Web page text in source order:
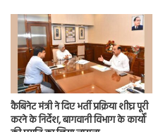
कैबिनेट मंत्री ने दिए भर्ती प्रक्रिया शीघ्र पूरी
करने के निर्देश, बागवानी विभाग के कार्यों